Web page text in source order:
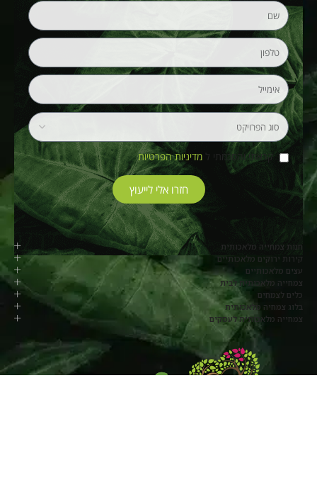
קראתי והסכמתי ל מדיניות הפרטיות
חזרו אלי לייעוץ
חנות צמחייה מלאכותית
קירות ירוקים מלאכותיים
עצים מלאכותיים
צמחייה מלאכותית לבית
כלים לצמחים
בלוג צמחיה מלאכותית
צמחייה מלאכותית לעסקים